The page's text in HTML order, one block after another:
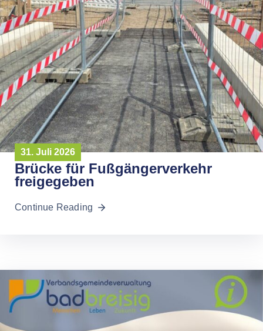
31. Juli 2026
Brücke für Fußgängerverkehr
freigegeben
Continue Reading